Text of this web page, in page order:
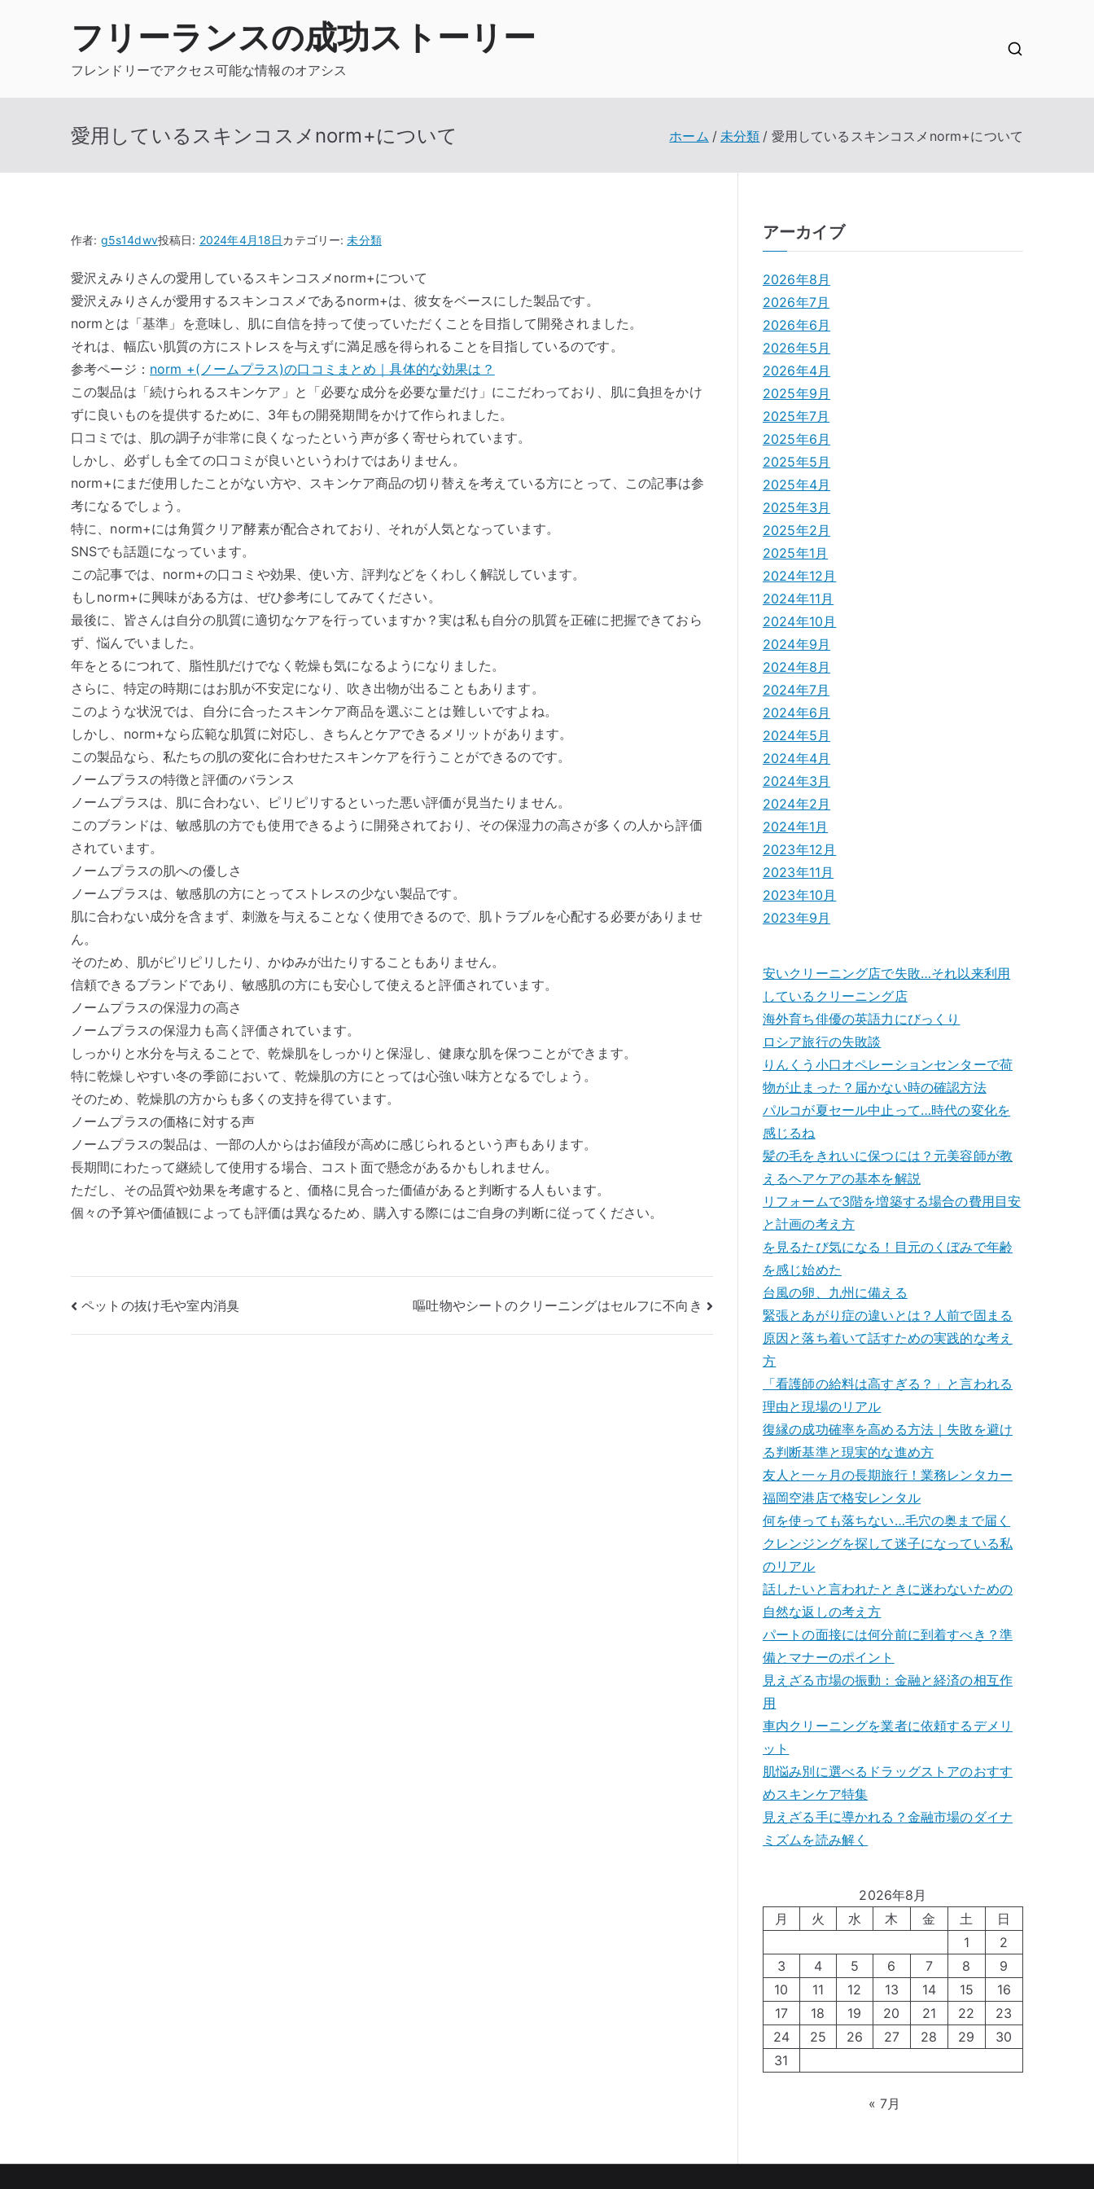
フリーランスの成功ストーリー
フレンドリーでアクセス可能な情報のオアシス
愛用しているスキンコスメnorm+について ホーム 未分類 愛用しているスキンコスメnorm+について
作者: g5s14dwv投稿日: 2024年4月18日カテゴリー:未分類
愛沢えみりさんの愛用しているスキンコスメnorm+について
愛沢えみりさんが愛用するスキンコスメであるnorm+は、彼女をベースにした製品です。
normとは「基準」を意味し、肌に自信を持って使っていただくことを目指して開発されました。
それは、幅広い肌質の方にストレスを与えずに満足感を得られることを目指しているのです。
参考ページ： norm +(ノームプラス)の口コミまとめ｜具体的な効果は？
この製品は「続けられるスキンケア」と「必要な成分を必要な量だけ」にこだわっており、肌に負担をかけ
ずに良いものを提供するために、3年もの開発期間をかけて作られました。
口コミでは、肌の調子が非常に良くなったという声が多く寄せられています。
しかし、必ずしも全ての口コミが良いというわけではありません。
norm+にまだ使用したことがない方や、スキンケア商品の切り替えを考えている方にとって、この記事は参
考になるでしょう。
特に、norm+には角質クリア酵素が配合されており、それが人気となっています。
SNSでも話題になっています。
この記事では、norm+の口コミや効果、使い方、評判などをくわしく解説しています。
もしnorm+に興味がある方は、ぜひ参考にしてみてください。
最後に、皆さんは自分の肌質に適切なケアを行っていますか？実は私も自分の肌質を正確に把握できておら
ず、悩んでいました。
年をとるにつれて、脂性肌だけでなく乾燥も気になるようになりました。
さらに、特定の時期にはお肌が不安定になり、吹き出物が出ることもあります。
このような状況では、自分に合ったスキンケア商品を選ぶことは難しいですよね。
しかし、norm+なら広範な肌質に対応し、きちんとケアできるメリットがあります。
この製品なら、私たちの肌の変化に合わせたスキンケアを行うことができるのです。
ノームプラスの特徴と評価のバランス
ノームプラスは、肌に合わない、ピリピリするといった悪い評価が見当たりません。
このブランドは、敏感肌の方でも使用できるように開発されており、その保湿力の高さが多くの人から評価
されています。
ノームプラスの肌への優しさ
ノームプラスは、敏感肌の方にとってストレスの少ない製品です。
肌に合わない成分を含まず、刺激を与えることなく使用できるので、肌トラブルを心配する必要がありませ
ん。
そのため、肌がピリピリしたり、かゆみが出たりすることもありません。
信頼できるブランドであり、敏感肌の方にも安心して使えると評価されています。
ノームプラスの保湿力の高さ
ノームプラスの保湿力も高く評価されています。
しっかりと水分を与えることで、乾燥肌をしっかりと保湿し、健康な肌を保つことができます。
特に乾燥しやすい冬の季節において、乾燥肌の方にとっては心強い味方となるでしょう。
そのため、乾燥肌の方からも多くの支持を得ています。
ノームプラスの価格に対する声
ノームプラスの製品は、一部の人からはお値段が高めに感じられるという声もあります。
長期間にわたって継続して使用する場合、コスト面で懸念があるかもしれません。
ただし、その品質や効果を考慮すると、価格に見合った価値があると判断する人もいます。
個々の予算や価値観によっても評価は異なるため、購入する際にはご自身の判断に従ってください。
投
稿
ペットの抜け毛や室内消臭 嘔吐物やシートのクリーニングはセルフに不向き
アーカイブ
2026年8月
2026年7月
2026年6月
2026年5月
2026年4月
2025年9月
2025年7月
2025年6月
2025年5月
2025年4月
2025年3月
2025年2月
2025年1月
2024年12月
2024年11月
2024年10月
2024年9月
2024年8月
2024年7月
2024年6月
2024年5月
2024年4月
2024年3月
2024年2月
2024年1月
2023年12月
2023年11月
2023年10月
2023年9月
安いクリーニング店で失敗…それ以来利用
しているクリーニング店
海外育ち俳優の英語力にびっくり
ロシア旅行の失敗談
りんくう小口オペレーションセンターで荷
物が止まった？届かない時の確認方法
パルコが夏セール中止って…時代の変化を
感じるね
髪の毛をきれいに保つには？元美容師が教
えるヘアケアの基本を解説
リフォームで3階を増築する場合の費用目安
と計画の考え方
を見るたび気になる！目元のくぼみで年齢
を感じ始めた
台風の卵、九州に備える
緊張とあがり症の違いとは？人前で固まる
原因と落ち着いて話すための実践的な考え
方
「看護師の給料は高すぎる？」と言われる
理由と現場のリアル
復縁の成功確率を高める方法｜失敗を避け
る判断基準と現実的な進め方
友人と一ヶ月の長期旅行！業務レンタカー
福岡空港店で格安レンタル
何を使っても落ちない…毛穴の奥まで届く
クレンジングを探して迷子になっている私
のリアル
話したいと言われたときに迷わないための
自然な返しの考え方
パートの面接には何分前に到着すべき？準
備とマナーのポイント
見えざる市場の振動：金融と経済の相互作
用
車内クリーニングを業者に依頼するデメリ
ット
肌悩み別に選べるドラッグストアのおすす
めスキンケア特集
見えざる手に導かれる？金融市場のダイナ
ミズムを読み解く
2026年8月
月
火 水 木 金 土
日
1
2
3
4 5 6 7 8
9
10
11 12 13 14 15
16
17
18 19 20 21 22
23
24
25 26 27 28 29
30
31
« 7月